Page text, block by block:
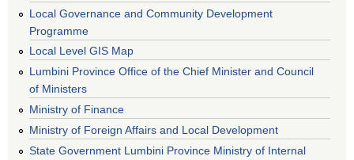
Local Governance and Community Development
Programme
Local Level GIS Map
Lumbini Province Office of the Chief Minister and Council
of Ministers
Ministry of Finance
Ministry of Foreign Affairs and Local Development
State Government Lumbini Province Ministry of Internal